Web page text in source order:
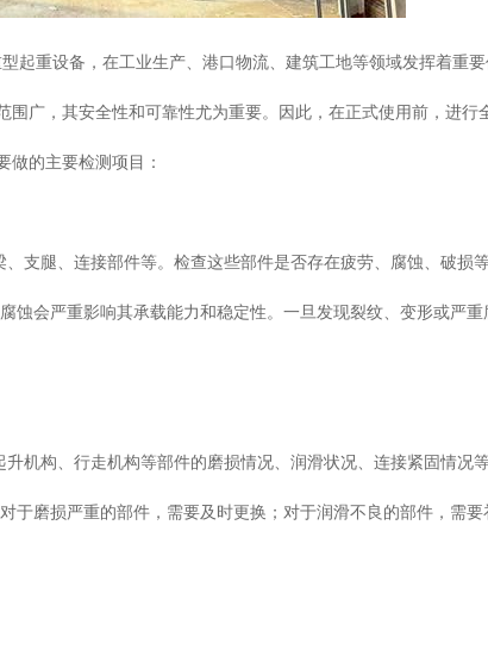
起重设备，在工业生产、港口物流、建筑工地等领域发挥着重
广，其安全性和可靠性尤为重要。因此，在正式使用前，进行
做的主要检测项目：
支腿、连接部件等。检查这些部件是否存在疲劳、腐蚀、破损
蚀会严重影响其承载能力和稳定性。一旦发现裂纹、变形或严重
机构、行走机构等部件的磨损情况、润滑状况、连接紧固情况
于磨损严重的部件，需要及时更换；对于润滑不良的部件，需要